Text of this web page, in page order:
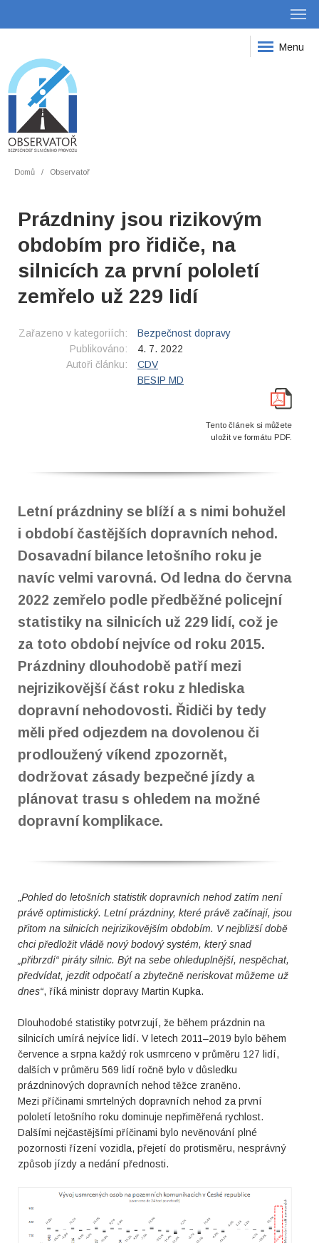
Menu
Domů Observatoř
Prázdniny jsou rizikovým
obdobím pro řidiče, na
silnicích za první pololetí
zemřelo už 229 lidí
Zařazeno v kategoriích:
Bezpečnost dopravy
Publikováno:
4. 7. 2022
Autoři článku:
CDV
BESIP MD
Tento článek si můžete
uložit ve formátu PDF.
Letní prázdniny se blíží a s nimi bohužel
i období častějších dopravních nehod.
Dosavadní bilance letošního roku je
navíc velmi varovná. Od ledna do června
2022 zemřelo podle předběžné policejní
statistiky na silnicích už 229 lidí, což je
za toto období nejvíce od roku 2015.
Prázdniny dlouhodobě patří mezi
nejrizikovější část roku z hlediska
dopravní nehodovosti. Řidiči by tedy
měli před odjezdem na dovolenou či
prodloužený víkend zpozornět,
dodržovat zásady bezpečné jízdy a
plánovat trasu s ohledem na možné
dopravní komplikace.
Pohled do letošních statistik dopravních nehod zatím není
právě optimistický. Letní prázdniny, které právě začínají, jsou
přitom na silnicích nejrizikovějším obdobím. V nejbližší době
chci předložit vládě nový bodový systém, který snad
„přibrzdí“ piráty silnic. Být na sebe ohleduplnější, nespěchat,
předvídat, jezdit odpočatí a zbytečně neriskovat můžeme už
dnes“, říká ministr dopravy Martin Kupka.
Dlouhodobé statistiky potvrzují, že během prázdnin na
silnicích umírá nejvíce lidí. V letech 2011–2019 bylo během
července a srpna každý rok usmrceno v průměru 127 lidí,
dalších v průměru 569 lidí ročně bylo v důsledku
prázdninových dopravních nehod těžce zraněno.
Mezi příčinami smrtelných dopravních nehod za první
pololetí letošního roku dominuje nepřiměřená rychlost.
Dalšími nejčastějšími příčinami bylo nevěnování plné
pozornosti řízení vozidla, přejetí do protisměru, nesprávný
způsob jízdy a nedání přednosti.